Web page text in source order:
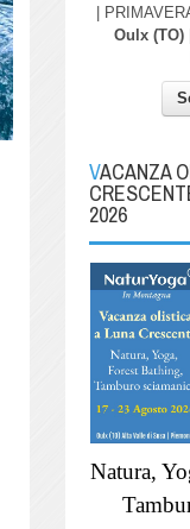
|
Oulx (TO)
VACANZA OLISTICA A "LUNA
2026
Natura,